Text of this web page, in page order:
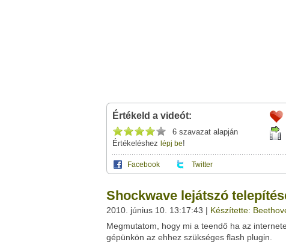
Értékeld a videót:
6 szavazat alapján
Értékeléshez lépj be!
Facebook Twitter
leveleződet,vagy
ezt a felületet:
Neved:
E-mail címed:
Ez a videó nem még nem tartozik egy klubhoz
Ha van egy kis időd,nézz szét meglévő klubjaink
Shockwave lejátszó
2010. június 10. 13:17:43 | Készítette:
Megmutatom, hogy mi a teendő ha az
gépünkön az ehhez szükséges flash plugin.